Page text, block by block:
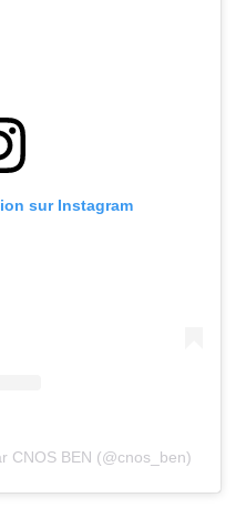
sur Instagram
CNOS BEN (@cnos_ben)